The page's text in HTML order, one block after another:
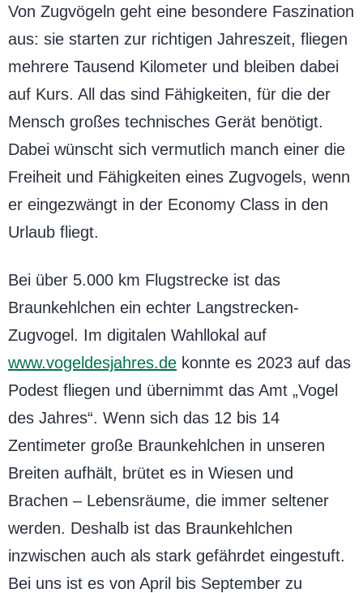
Von Zugvögeln geht eine besondere Faszination
aus: sie starten zur richtigen Jahreszeit, fliegen
mehrere Tausend Kilometer und bleiben dabei
auf Kurs. All das sind Fähigkeiten, für die der
Mensch großes technisches Gerät benötigt.
Dabei wünscht sich vermutlich manch einer die
Freiheit und Fähigkeiten eines Zugvogels, wenn
er eingezwängt in der Economy Class in den
Urlaub fliegt.
Bei über 5.000 km Flugstrecke ist das
Braunkehlchen ein echter Langstrecken-
Zugvogel. Im digitalen Wahllokal auf
www.vogeldesjahres.de konnte es 2023 auf das
Podest fliegen und übernimmt das Amt „Vogel
des Jahres“. Wenn sich das 12 bis 14
Zentimeter große Braunkehlchen in unseren
Breiten aufhält, brütet es in Wiesen und
Brachen – Lebensräume, die immer seltener
werden. Deshalb ist das Braunkehlchen
inzwischen auch als stark gefährdet eingestuft.
Bei uns ist es von April bis September zu